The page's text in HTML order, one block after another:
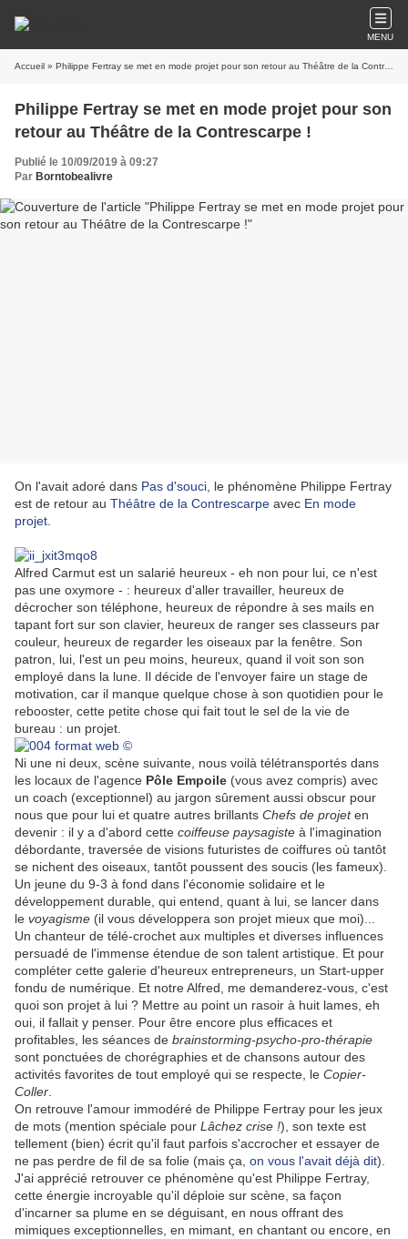
MENU
Accueil » Philippe Fertray se met en mode projet pour son retour au Théâtre de la Contrescarpe !
Philippe Fertray se met en mode projet pour son
retour au Théâtre de la Contrescarpe !
Publié le 10/09/2019 à 09:27
Par Borntobealivre
On l'avait adoré dans Pas d'souci, le phénomène Philippe Fertray
est de retour au Théâtre de la Contrescarpe avec En mode
projet
Alfred Carmut est un salarié heureux - eh non pour lui, ce n'est
pas une oxymore - : heureux d'aller travailler, heureux de
décrocher son téléphone, heureux de répondre à ses mails en
tapant fort sur son clavier, heureux de ranger ses classeurs par
couleur, heureux de regarder les oiseaux par la fenêtre. Son
patron, lui, l'est un peu moins, heureux, quand il voit son son
employé dans la lune. Il décide de l'envoyer faire un stage de
motivation, car il manque quelque chose à son quotidien pour le
rebooster, cette petite chose qui fait tout le sel de la vie de
bureau : un projet.
Ni une ni deux, scène suivante, nous voilà télétransportés dans
les locaux de l'agence Pôle Empoile (vous avez compris) avec
un coach (exceptionnel) au jargon sûrement aussi obscur pour
nous que pour lui et quatre autres brillants Chefs de projeten
devenir : il y a d'abord cette coiffeuse paysagiste à l'imagination
débordante, traversée de visions futuristes de coiffures où tantôt
se nichent des oiseaux, tantôt poussent des soucis (les fameux).
Un jeune du 9-3 à fond dans l'économie solidaire et le
développement durable, qui entend, quant à lui, se lancer dans
le voyagisme (il vous développera son projet mieux que moi)...
Un chanteur de télé-crochet aux multiples et diverses influences
persuadé de l'immense étendue de son talent artistique. Et pour
compléter cette galerie d'heureux entrepreneurs, un Start-upper
fondu de numérique. Et notre Alfred, me demanderez-vous, c'est
quoi son projet à lui ? Mettre au point un rasoir à huit lames, eh
oui, il fallait y penser. Pour être encore plus efficaces et
profitables, les séances de brainstorming-psycho-pro-thérapie
sont ponctuées de chorégraphies et de chansons autour des
activités favorites de tout employé qui se respecte, le Copier-
Coller
On retrouve l'amour immodéré de Philippe Fertray pour les jeux
de mots (mention spéciale pour Lâchez crise !), son texte est
tellement (bien) écrit qu'il faut parfois s'accrocher et essayer de
ne pas perdre de fil de sa folie (mais ça, on vous l'avait déjà dit).
J'ai apprécié retrouver ce phénomène qu'est Philippe Fertray,
cette énergie incroyable qu'il déploie sur scène, sa façon
d'incarner sa plume en se déguisant, en nous offrant des
mimiques exceptionnelles, en mimant, en chantant ou encore, en